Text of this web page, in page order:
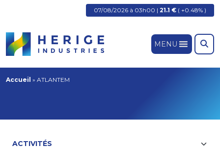
07/08/2026 à 03h00 | 21.1 € ( +0.48% )
MENU
Accueil » ATLANTEM